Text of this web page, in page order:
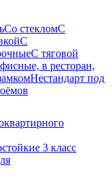
Со стекломС
С
С тяговой
в ресторан,
Нестандарт под
3 класс